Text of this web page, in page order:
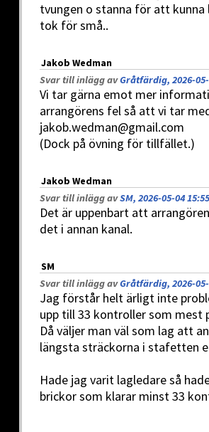
tvungen o stanna för att
tok för små..
Jakob Wedman
Svar till inlägg avGråtfärdig, 2026-
Vi tar gärna emot mer
arrangörens fel så att vi tar
jakob.wedman@gmail.com
(Dock på övning för tillfället.)
Jakob Wedman
Svar till inlägg avSM, 2026-05-04 15:55
Det är uppenbart att
det i annan kanal.
SM
Svar till inlägg avGråtfärdig, 2026-
Jag förstår helt ärligt inte
upp till 33 kontroller som mest
Då väljer man väl som lag att
längsta sträckorna i stafetten
Hade jag varit lagledare så
brickor som klarar minst 33